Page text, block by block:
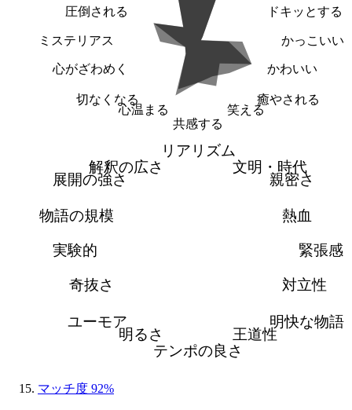
ドキッとする
かっこいい
かわいい
癒やされる
笑える
共感する
心温まる
切なくなる
心がざわめく
ミステリアス
圧倒される
リアリズム
文明・時代
親密さ
熱血
緊張感
対立性
明快な物語
王道性
テンポの良さ
明るさ
ユーモア
奇抜さ
実験的
物語の規模
展開の強さ
解釈の広さ
マッチ度 92%